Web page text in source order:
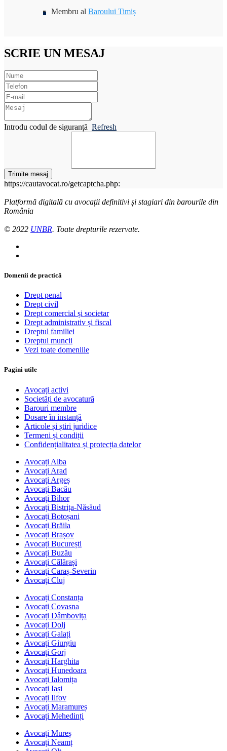
Membru alBaroului Timiș
SCRIE UN MESAJ
Introdu codul de siguranță Refresh
Trimite mesaj
https://cautavocat.ro/getcaptcha.php:
Platformă digitală cu avocații definitivi și stagiari din barourile din
România
© 2022 UNBR. Toate drepturile rezervate.
Domenii de practică
Drept penal
Drept civil
Drept comercial și societar
Drept administrativ și fiscal
Dreptul familiei
Dreptul muncii
Vezi toate domeniile
Pagini utile
Avocați activi
Societăți de avocatură
Barouri membre
Dosare în instanță
Articole și știri juridice
Termeni și condiții
Confidențialitatea și protecția datelor
Avocați Alba
Avocați Arad
Avocați Argeș
Avocați Bacău
Avocați Bihor
Avocați Bistrița-Năsăud
Avocați Botoșani
Avocați Brăila
Avocați Brașov
Avocați București
Avocați Buzău
Avocați Călărași
Avocați Caraș-Severin
Avocați Cluj
Avocați Constanța
Avocați Covasna
Avocați Dâmbovița
Avocați Dolj
Avocați Galați
Avocați Giurgiu
Avocați Gorj
Avocați Harghita
Avocați Hunedoara
Avocați Ialomița
Avocați Iași
Avocați Ilfov
Avocați Maramureș
Avocați Mehedinți
Avocați Mureș
Avocați Neamț